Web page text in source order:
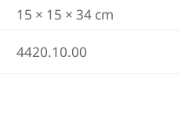
15 × 15 × 34 cm
4420.10.00